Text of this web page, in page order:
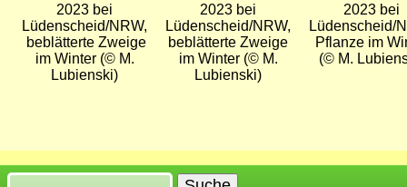
2023 bei
Lüdenscheid/NRW,
beblätterte Zweige
im Winter (© M.
Lubienski)
2023 bei
Lüdenscheid/NRW,
beblätterte Zweige
im Winter (© M.
Lubienski)
2023 bei
Lüdenscheid/
Pflanze im
(© M.
Suche